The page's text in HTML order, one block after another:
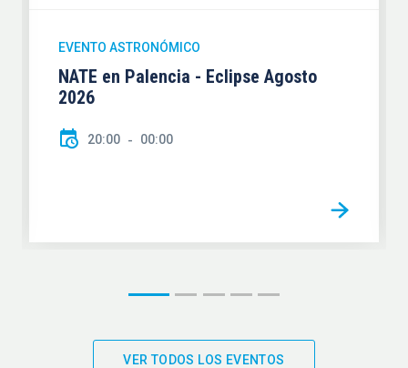
EVENTO ASTRONÓMICO
NATE en Palencia - Eclipse Agosto
2026
20:00 00:00
VER TODOS LOS EVENTOS